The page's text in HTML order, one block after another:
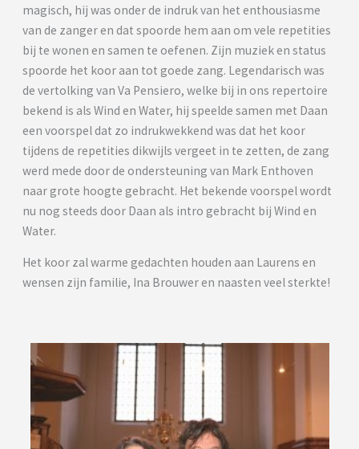
magisch, hij was onder de indruk van het enthousiasme
van de zanger en dat spoorde hem aan om vele repetities
bij te wonen en samen te oefenen. Zijn muziek en status
spoorde het koor aan tot goede zang. Legendarisch was
de vertolking van Va Pensiero, welke bij in ons repertoire
bekend is als Wind en Water, hij speelde samen met Daan
een voorspel dat zo indrukwekkend was dat het koor
tijdens de repetities dikwijls vergeet in te zetten, de zang
werd mede door de ondersteuning van Mark Enthoven
naar grote hoogte gebracht. Het bekende voorspel wordt
nu nog steeds door Daan als intro gebracht bij Wind en
Water.
Het koor zal warme gedachten houden aan Laurens en
wensen zijn familie, Ina Brouwer en naasten veel sterkte!